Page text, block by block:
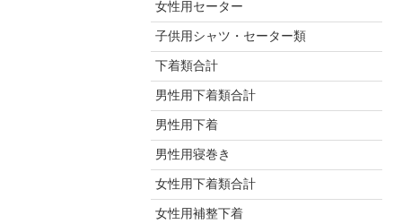
女性用セーター
子供用シャツ・セーター類
下着類合計
男性用下着類合計
男性用下着
男性用寝巻き
女性用下着類合計
女性用補整下着